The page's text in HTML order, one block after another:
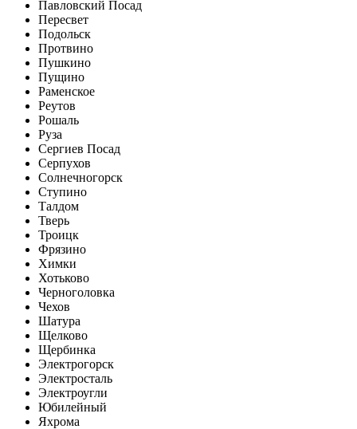
Павловский Посад
Пересвет
Подольск
Протвино
Пушкино
Пущино
Раменское
Реутов
Рошаль
Руза
Сергиев Посад
Серпухов
Солнечногорск
Ступино
Талдом
Тверь
Троицк
Фрязино
Химки
Хотьково
Черноголовка
Чехов
Шатура
Щелково
Щербинка
Электрогорск
Электросталь
Электроугли
Юбилейный
Яхрома